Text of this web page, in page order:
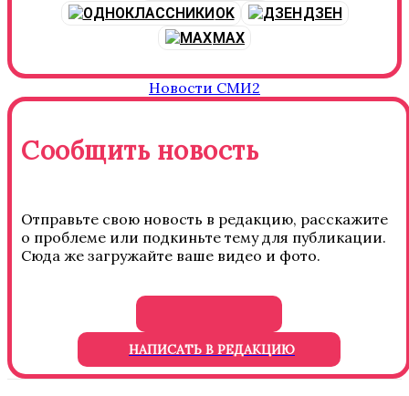
OK
ДЗЕН
MAX
Новости СМИ2
Сообщить новость
Отправьте свою новость в редакцию, расскажите
о проблеме или подкиньте тему для публикации.
Сюда же загружайте ваше видео и фото.
НАПИСАТЬ В РЕДАКЦИЮ